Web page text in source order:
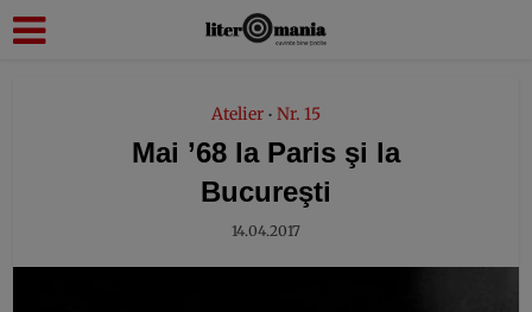
Atelier • Nr. 15
Mai ’68 la Paris şi la
Bucureşti
14.04.2017
modal-check